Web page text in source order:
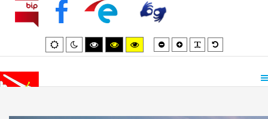
Default
mode
Night
mode
High
contrast
High
contrast
High
contrast
Smaller
font
Larger
font
Default
font